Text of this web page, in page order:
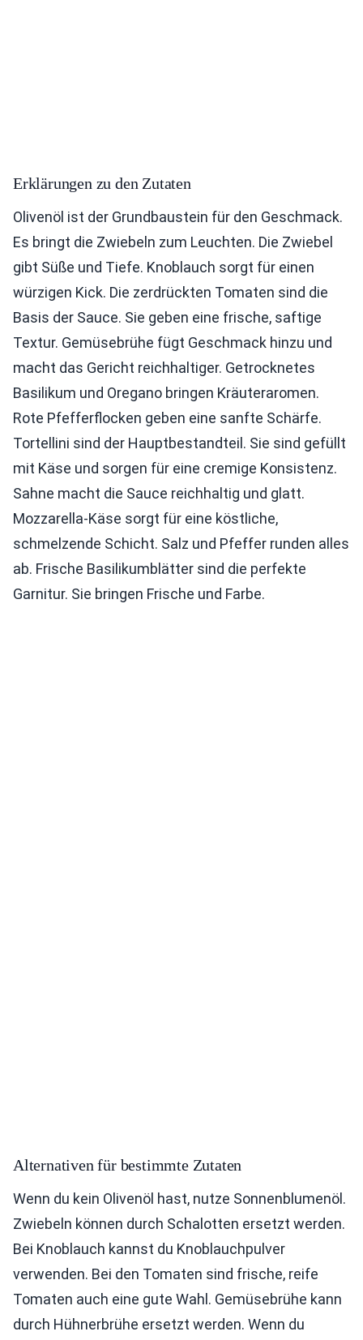
Erklärungen zu den Zutaten
Olivenöl ist der Grundbaustein für den Geschmack.
Es bringt die Zwiebeln zum Leuchten. Die Zwiebel
gibt Süße und Tiefe. Knoblauch sorgt für einen
würzigen Kick. Die zerdrückten Tomaten sind die
Basis der Sauce. Sie geben eine frische, saftige
Textur. Gemüsebrühe fügt Geschmack hinzu und
macht das Gericht reichhaltiger. Getrocknetes
Basilikum und Oregano bringen Kräuteraromen.
Rote Pfefferflocken geben eine sanfte Schärfe.
Tortellini sind der Hauptbestandteil. Sie sind gefüllt
mit Käse und sorgen für eine cremige Konsistenz.
Sahne macht die Sauce reichhaltig und glatt.
Mozzarella-Käse sorgt für eine köstliche,
schmelzende Schicht. Salz und Pfeffer runden alles
ab. Frische Basilikumblätter sind die perfekte
Garnitur. Sie bringen Frische und Farbe.
Alternativen für bestimmte Zutaten
Wenn du kein Olivenöl hast, nutze Sonnenblumenöl.
Zwiebeln können durch Schalotten ersetzt werden.
Bei Knoblauch kannst du Knoblauchpulver
verwenden. Bei den Tomaten sind frische, reife
Tomaten auch eine gute Wahl. Gemüsebrühe kann
durch Hühnerbrühe ersetzt werden. Wenn du